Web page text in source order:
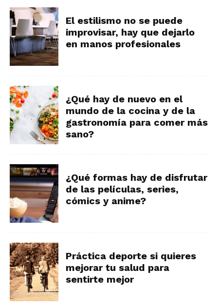
El estilismo no se puede
improvisar, hay que dejarlo
en manos profesionales
¿Qué hay de nuevo en el
mundo de la cocina y de la
gastronomía para comer más
sano?
¿Qué formas hay de disfrutar
de las películas, series,
cómics y anime?
Práctica deporte si quieres
mejorar tu salud para
sentirte mejor